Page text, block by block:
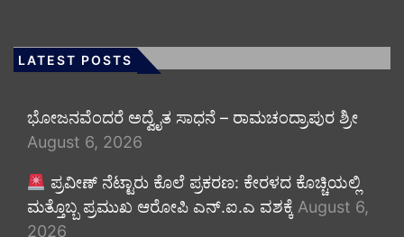
LATEST POSTS
ಭೋಜನವೆಂದರೆ ಅದ್ವೈತ ಸಾಧನೆ – ರಾಮಚಂದ್ರಾಪುರ ಶ್ರೀ
August 6, 2026
ಪ್ರವೀಣ್ ನೆಟ್ಟಾರು ಕೊಲೆ ಪ್ರಕರಣ: ಕೇರಳದ ಕೊಚ್ಚಿಯಲ್ಲಿ
ಮತ್ತೊಬ್ಬ ಪ್ರಮುಖ ಆರೋಪಿ ಎನ್.ಐ.ಎ ವಶಕ್ಕೆ August 6,
2026